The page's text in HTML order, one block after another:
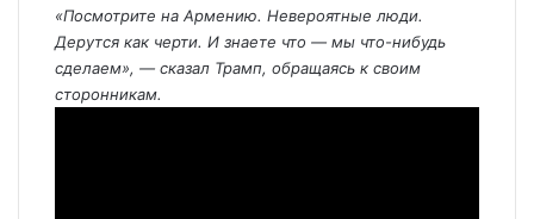
«Посмотрите на Армению. Невероятные люди.
Дерутся как черти. И знаете что — мы что-нибудь
сделаем», — сказал Трамп, обращаясь к своим
сторонникам.